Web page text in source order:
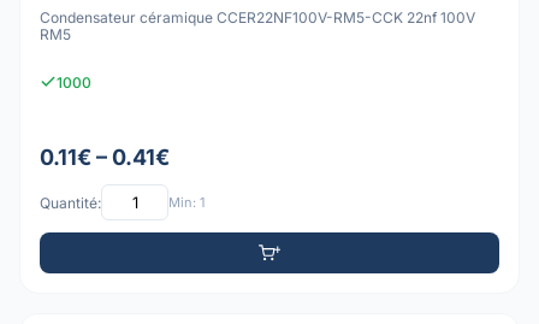
Condensateur céramique CCER22NF100V-RM5-CCK 22nf 100V
RM5
1000
0.11€ – 0.41€
Quantité: Min: 1